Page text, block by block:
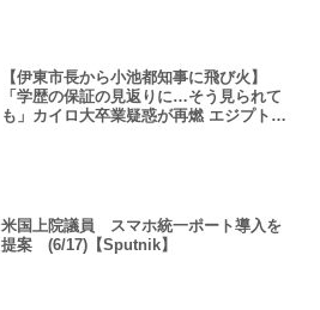
【伊東市長から小池都知事に飛び火】
「学歴の保証の見返りに…そう見られて
も」カイロ大卒業疑惑が再燃 エジプトと
米国上院議員 スマホ統一ポート導入を
提案 (6/17)【Sputnik】